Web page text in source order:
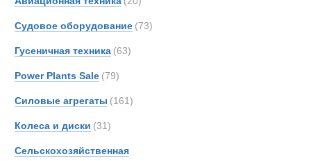
Судовое оборудование (73)
Гусеничная техника (63)
Power Plants Sale (79)
Силовые агрегаты (161)
Колеса и диски (31)
Сельскохозяйственная